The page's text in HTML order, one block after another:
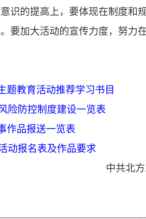
识的提高上，要体现在制度和
要加大活动的宣传力度，努力
题教育活动推荐学习书目
险防控制度建设一览表
作品报送一览表
动报名表及作品要求
中共北